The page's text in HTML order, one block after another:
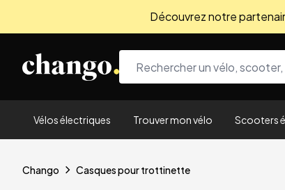
Découvrez notre
Vélos électriques Trouver mon vélo Scooters
Chango Casques pour trottinette